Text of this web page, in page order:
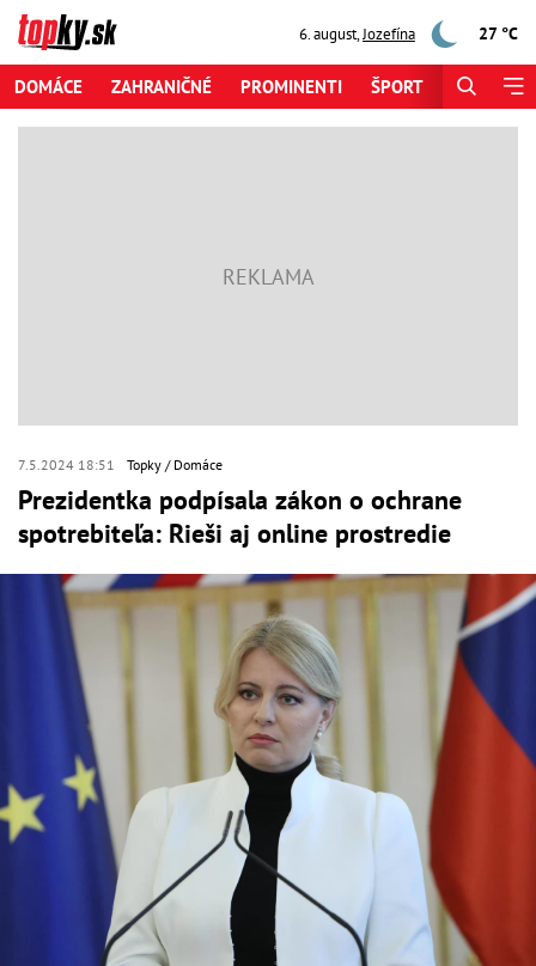
6. august,Jozefína 27 °C
DOMÁCE ZAHRANIČNÉ PROMINENTI ŠPORT
7.5.2024 18:51 Topky Domáce
Prezidentka podpísala zákon o ochrane
spotrebiteľa: Rieši aj online prostredie